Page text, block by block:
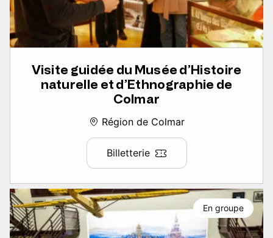
Visite guidée du Musée d’Histoire
naturelle et d’Ethnographie de
Colmar
Région de Colmar
Billetterie
En groupe